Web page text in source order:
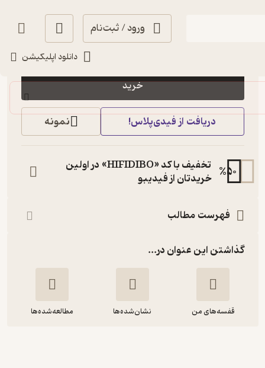
ورود / ثبت‌نام
دانلود اپلیکیشن
10,000تومان
خرید
دریافت از فیدی‌پلاس! نمونه
%50
تخفیف با کد «HIFIDIBO» در اولین
خریدتان از فیدیبو
فهرست مطالب
گذاشتن این عنوان در...
قفسه‌های من نشان‌شده‌ها مطالعه‌شده‌ها